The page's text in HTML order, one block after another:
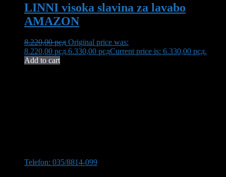
LINNI visoka slavina za lavabo
AMAZON
8.220,00рсд Original price was:
8.220,00 рсд.6.330,00 рсдCurrent price is: 6.330,00 рсд.
Add to cart
Telefon: 035/8814-099